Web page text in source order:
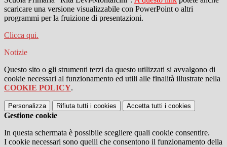
scaricare una versione visualizzabile con PowerPoint o altri
programmi per la fruizione di presentazioni.
Clicca qui.
Notizie
Questo sito o gli strumenti terzi da questo utilizzati si avvalgono di
cookie necessari al funzionamento ed utili alle finalità illustrate nella
COOKIE POLICY.
Personalizza Rifiuta tutti i cookies Accetta tutti i cookies
Gestione cookie
In questa schermata è possibile scegliere quali cookie consentire.
I cookie necessari sono quelli che consentono il funzionamento della